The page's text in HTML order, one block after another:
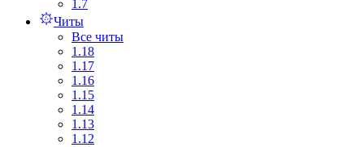
1.7
Читы
Все читы
1.18
1.17
1.16
1.15
1.14
1.13
1.12